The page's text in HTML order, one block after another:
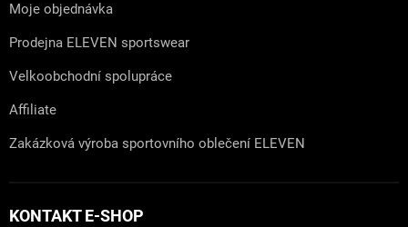
Moje objednávka
Prodejna ELEVEN sportswear
Velkoobchodní spolupráce
Affiliate
Zakázková výroba sportovního oblečení ELEVEN
KONTAKT E-SHOP